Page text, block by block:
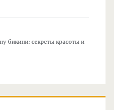
бикини: секреты красоты и